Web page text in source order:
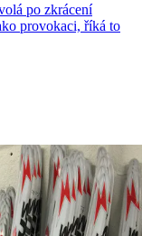
po zkrácení
provokaci, říká to